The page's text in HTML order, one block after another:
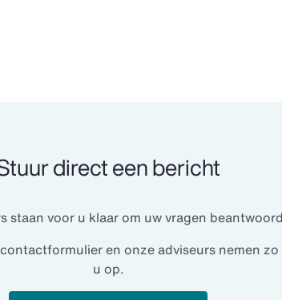
direct een bericht
staan voor u klaar om uw vragen
en onze adviseurs nemen
u op.